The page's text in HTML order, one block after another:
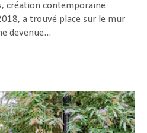
création contemporaine
a trouvé place sur le mur
devenue...